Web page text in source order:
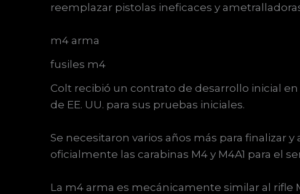
reemplazar pistolas ineficaces y
m4 arma
fusiles m4
Colt recibió un contrato de desarrollo inicial
de EE. UU. para sus pruebas iniciales.
Se necesitaron varios años más para finalizar
oficialmente las carabinas M4 y M4A1 para el
La m4 arma es mecánicamente similar al rifle